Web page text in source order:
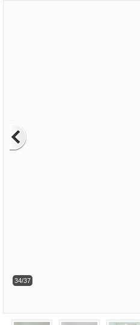
34/37